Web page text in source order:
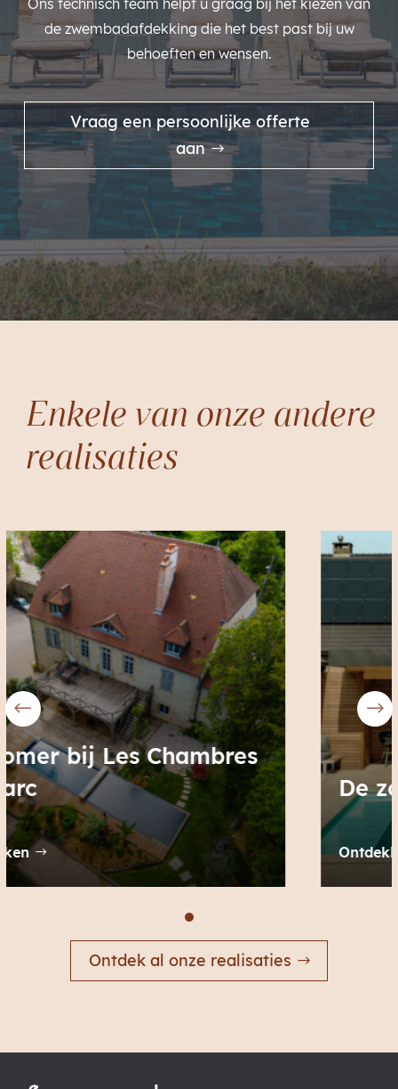
Ons technisch team helpt u graag bij het kiezen van
de zwembadafdekking die het best past bij uw
behoeften en wensen.
Vraag een persoonlijke offerte
aan
Enkele van onze andere
realisaties
De zomer bij Helena
Ontdekken
Ontdek al onze realisaties